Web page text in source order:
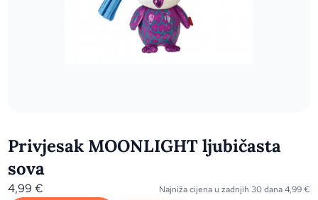
Privjesak MOONLIGHT ljubičasta
sova
4,99€ Najniža cijena u zadnjih 30 dana4,99€